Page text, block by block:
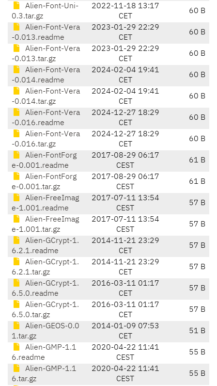
Alien-Font-Uni-
0.3.tar.gz
2022-11-18 13:17
CET
60 B
Alien-Font-Vera
-0.013.readme
2023-01-29 22:29
CET
60 B
Alien-Font-Vera
-0.013.tar.gz
2023-01-29 22:29
CET
60 B
Alien-Font-Vera
-0.014.readme
2024-02-04 19:41
CET
60 B
Alien-Font-Vera
-0.014.tar.gz
2024-02-04 19:41
CET
60 B
Alien-Font-Vera
-0.016.readme
2024-12-27 18:29
CET
60 B
Alien-Font-Vera
-0.016.tar.gz
2024-12-27 18:29
CET
60 B
Alien-FontForg
e-0.001.readme
2017-08-29 06:17
CEST
61 B
Alien-FontForg
e-0.001.tar.gz
2017-08-29 06:17
CEST
61 B
Alien-FreeImag
e-1.001.readme
2017-07-11 13:54
CEST
57 B
Alien-FreeImag
e-1.001.tar.gz
2017-07-11 13:54
CEST
57 B
Alien-GCrypt-1.
6.2.1.readme
2014-11-21 23:29
CET
57 B
Alien-GCrypt-1.
6.2.1.tar.gz
2014-11-21 23:29
CET
57 B
Alien-GCrypt-1.
6.5.0.readme
2016-03-11 01:17
CET
57 B
Alien-GCrypt-1.
6.5.0.tar.gz
2016-03-11 01:17
CET
57 B
Alien-GEOS-0.0
1.tar.gz
2014-01-09 07:53
CET
51 B
Alien-GMP-1.1
6.readme
2020-04-22 11:41
CEST
55 B
Alien-GMP-1.1
6.tar.gz
2020-04-22 11:41
CEST
55 B